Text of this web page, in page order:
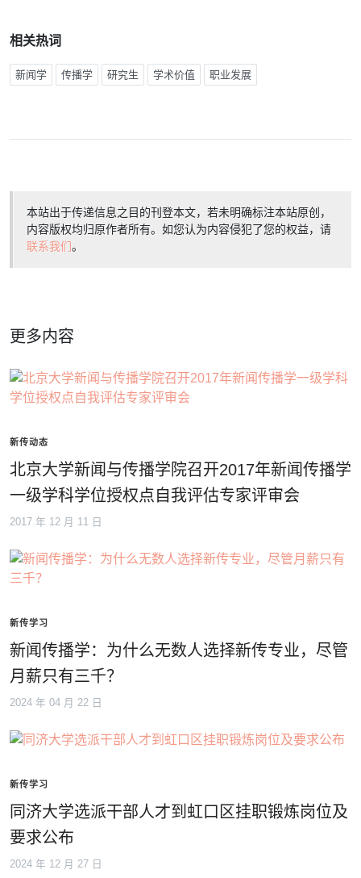
相关热词
新闻学 传播学 研究生 学术价值 职业发展
本站出于传递信息之目的刊登本文，若未明确标注本站原创，
内容版权均归原作者所有。如您认为内容侵犯了您的权益，请
联系我们。
更多内容
新传动态
北京大学新闻与传播学院召开2017年新闻传播学
一级学科学位授权点自我评估专家评审会
2017 年 12 月 11 日
新传学习
新闻传播学：为什么无数人选择新传专业，尽管
月薪只有三千？
2024 年 04 月 22 日
新传学习
同济大学选派干部人才到虹口区挂职锻炼岗位及
要求公布
2024 年 12 月 27 日